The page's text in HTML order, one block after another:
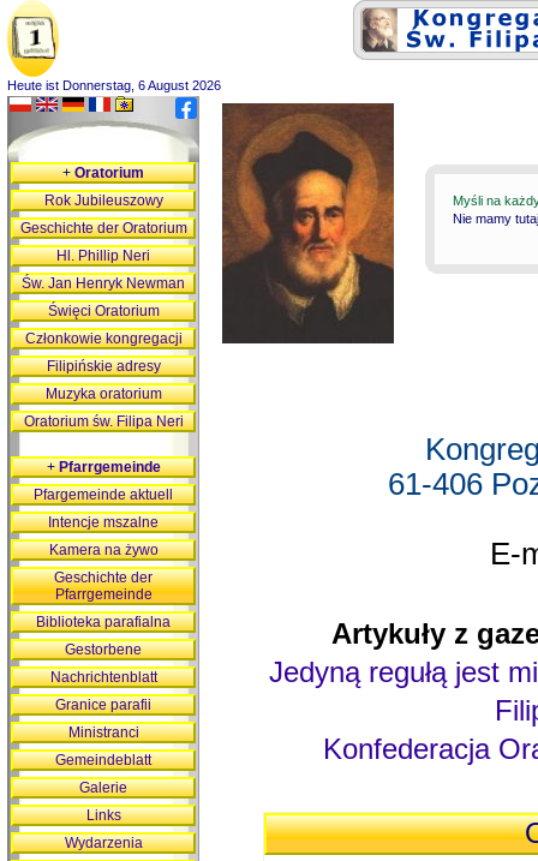
Heute ist Donnerstag, 6 August 2026
Myśli na
Nie mamy
61-406
E-
Artykuły z
Jedyną regułą jest
Konfederacja
+Oratorium
Rok Jubileuszowy
Geschichte der Oratorium
Hl. Phillip Neri
Św. Jan Henryk Newman
Święci Oratorium
Członkowie kongregacji
Filipińskie adresy
Muzyka oratorium
Oratorium św. Filipa Neri
+Pfarrgemeinde
Pfargemeinde aktuell
Intencje mszalne
Kamera na żywo
Geschichte der
Pfarrgemeinde
Biblioteka parafialna
Gestorbene
Nachrichtenblatt
Granice parafii
Ministranci
Gemeindeblatt
Galerie
Links
Wydarzenia